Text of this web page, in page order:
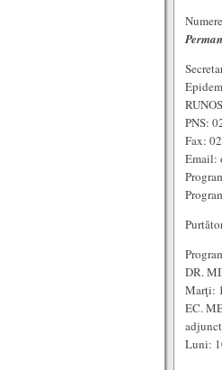
PNS:
Fax:
Email:
DR.
Marţi:
EC.
Luni: